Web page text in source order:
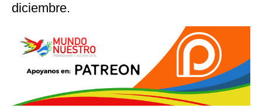
diciembre.